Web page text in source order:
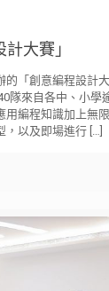
大賽」
的「創意編程設計
隊來自各中、小學
用編程知識加上無
，以及即場進行[…]